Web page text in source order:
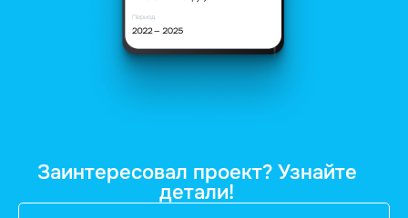
Заинтересовал проект? Узнайте
детали!